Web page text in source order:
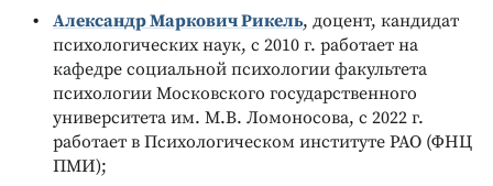
Александр Маркович Рикель, доцент, кандидат
психологических наук, с 2010 г. работает на
кафедре социальной психологии факультета
психологии Московского государственного
университета им. М.В. Ломоносова, с 2022 г.
работает в Психологическом институте РАО (ФНЦ
ПМИ);